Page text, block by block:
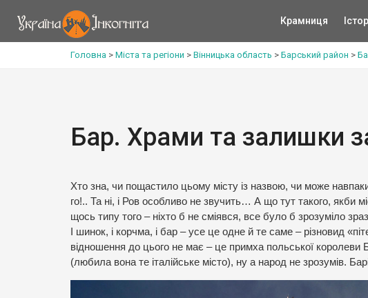
Крамниця
Головна > Міста та регіони > Вінницька область > Барський район >
Бар. Храми та залишки
Хто зна, чи пощастило цьому місту із назвою, чи може
го!.. Та ні, і Ров особливо не звучить… А що тут такого,
щось типу того – ніхто б не сміявся, все було б зрозуміло
І шинок, і корчма, і бар – усе це одне й те саме – різновид
відношення до цього не має – це примха польської
(любила вона те італійське місто), ну а народ не зрозумів.